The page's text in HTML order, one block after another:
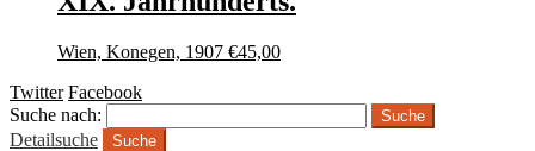
Wien, Konegen, 1907 €45,00
Twitter Facebook
Suche nach:
Detailsuche
Suche